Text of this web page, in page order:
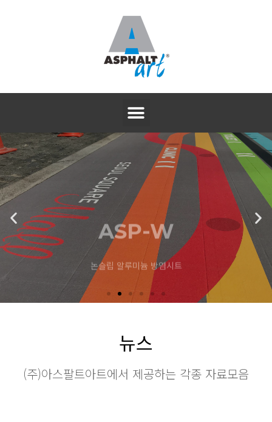
ASP-W
논슬립 알루미늄 방염시트
뉴스
(주)아스팔트아트에서 제공하는 각종 자료모음